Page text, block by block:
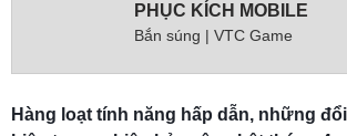
PHỤC KÍCH MOBILE
Bắn súng | VTC Game
Hàng loạt tính năng hấp dẫn, những